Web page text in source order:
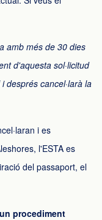
amb més de 30 dies
d'aquesta sol·licitud
després cancel·larà la
i es
l'ESTA es
del passaport, el
procediment